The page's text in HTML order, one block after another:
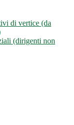
di vertice (da
(dirigenti non